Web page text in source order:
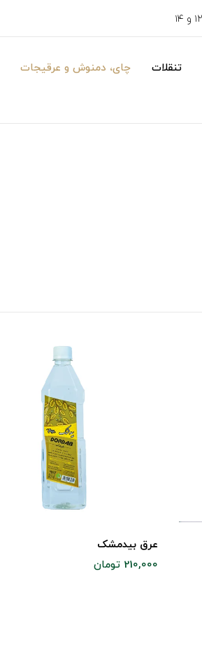
تنقلات چای، دمنوش و عرقیجات
عرق بیدمشک
210,000 تومان